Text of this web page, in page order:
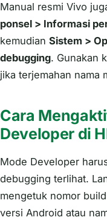
Manual resmi Vivo
ponsel > Informasi
kemudian Sistem >
debugging. Gunakan
jika terjemahan nama
Cara
Developer di
Mode Developer
debugging terlihat.
mengetuk nomor
versi Android atau